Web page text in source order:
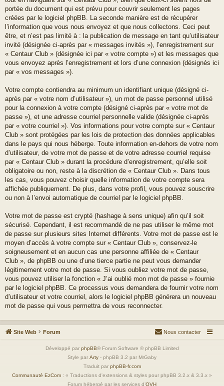
portée du document qui est prévu pour couvrir seulement les pages
créées par le logiciel phpBB. La seconde manière est de récupérer
l’information que vous nous envoyez et que nous collectons. Ceci peut
être, et n’est pas limité à : la publication de message en tant qu’utilisateur
invité (désignée ci-après par « messages invités »), l’enregistrement sur
« Centaur Club » (désignée ici par « votre compte ») et les messages que
vous envoyez après l’enregistrement et lors d’une connexion (désignés ici
par « vos messages »).
Votre compte contiendra au minimum un identifiant unique (désigné ci-
après par « votre nom d’utilisateur »), un mot de passe personnel utilisé
pour la connexion à votre compte (désigné ci-après par « votre mot de
passe »), et une adresse courriel personnelle valide (désignée ci-après
par « votre courriel »). Vos informations pour votre compte sur « Centaur
Club » sont protégées par les lois de protection des données applicables
dans le pays qui nous héberge. Toute information en-dehors de votre nom
d’utilisateur, de votre mot de passe et de votre adresse courriel requise
par « Centaur Club » durant la procédure d’enregistrement, qu’elle soit
obligatoire ou non, reste à la discrétion de « Centaur Club ». Dans tous
les cas, vous pouvez choisir quelle information de votre compte sera
affichée publiquement. De plus, dans votre profil, vous pouvez souscrire
ou non à l’envoi automatique de courriel par le logiciel phpBB.
Votre mot de passe est crypté (hashage à sens unique) afin qu’il soit
sécurisé. Cependant, il est recommandé de ne pas utiliser le même mot
de passe sur plusieurs sites Internet différents. Votre mot de passe est le
moyen d’accès à votre compte sur « Centaur Club », conservez-le
soigneusement et en aucun cas une personne affiliée de « Centaur
Club », de phpBB ou une d’une tierce partie ne peut vous demander
légitimement votre mot de passe. Si vous oubliez votre mot de passe,
vous pouvez utiliser la fonction « J’ai oublié mon mot de passe » fournie
par le logiciel phpBB. Ce processus vous demandera de fournir votre nom
d’utilisateur et votre courriel, alors le logiciel phpBB générera un nouveau
mot de passe qui vous permettra de vous reconnecter.
Site Web Forum Nous contacter
Développé par phpBB® Forum Software © phpBB Limited
Style par Arty - phpBB 3.2 par MrGaby
Traduit par phpBB-fr.com
Communauté EzCom : « Traductions d'extensions & styles pour phpBB 3.2.x & 3.3.x »
Forum hébergé par les services d’OVH